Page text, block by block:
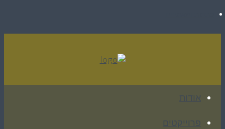
כתבות ומאמרים
אודות
פרוייקטים